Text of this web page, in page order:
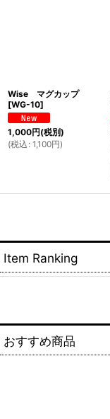
Wise マグカップ
[WG-10]
1,000円(税別)
(税込 : 1,100円)
Item Ranking
おすすめ商品